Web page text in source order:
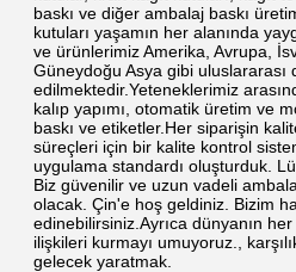
baskı ve diğer ambalaj baskı
kutuları yaşamın her alanında
ve ürünlerimiz Amerika, Avrupa,
Güneydoğu Asya gibi uluslararası
edilmektedir.Yeteneklerimiz
kalıp yapımı, otomatik üretim ve
baskı ve etiketler.Her siparişin
süreçleri için bir kalite kontrol
uygulama standardı oluşturduk.
Biz güvenilir ve uzun vadeli
olacak. Çin'e hoş geldiniz. Bizim
edinebilirsiniz.Ayrıca dünyanın
ilişkileri kurmayı umuyoruz.,
gelecek yaratmak.